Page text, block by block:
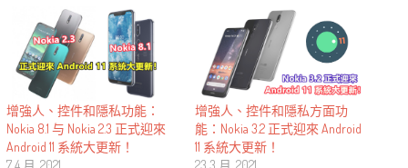
增強人、控件和隱私功能：
Nokia 8.1 与 Nokia 2.3 正式迎來
Android 11 系統大更新！
7 4 月, 2021
增強人、控件和隱私方面功
能：Nokia 3.2 正式迎來 Android
11 系統大更新！
23 3 月, 2021